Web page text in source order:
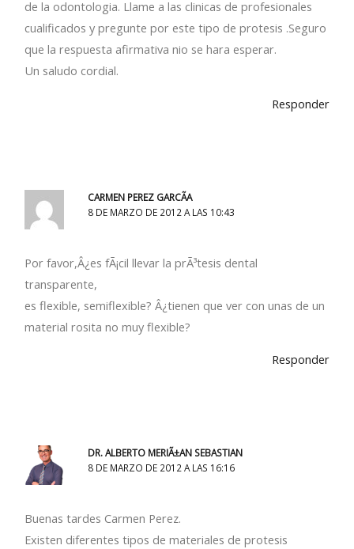
de la odontologia. Llame a las clinicas de profesionales
cualificados y pregunte por este tipo de protesis .Seguro
que la respuesta afirmativa nio se hara esperar.
Un saludo cordial.
Responder
CARMEN PEREZ GARCÃ­A
8 DE MARZO DE 2012 A LAS 10:43
Por favor,Â¿es fÃ¡cil llevar la prÃ³tesis dental
transparente,
es flexible, semiflexible? Â¿tienen que ver con unas de un
material rosita no muy flexible?
Responder
DR. ALBERTO MERIÃ±AN SEBASTIAN
8 DE MARZO DE 2012 A LAS 16:16
Buenas tardes Carmen Perez.
Existen diferentes tipos de materiales de protesis